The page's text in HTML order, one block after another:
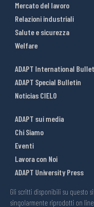
Mercato del lavoro
Relazioni industriali
Salute e sicurezza
Welfare
ADAPT International
ADAPT Special Bulletin
Noticias CIELO
ADAPT sui media
Chi Siamo
Eventi
Lavora con Noi
ADAPT University Press
Gli scritti disponibili su questo
singolarmente riprodotti on